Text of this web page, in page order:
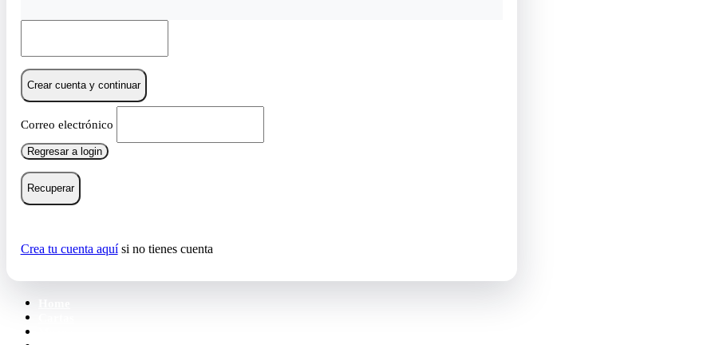
Crear cuenta y continuar
Correo electrónico
Regresar a login
Recuperar
Crea tu cuenta aquísi no tienes cuenta